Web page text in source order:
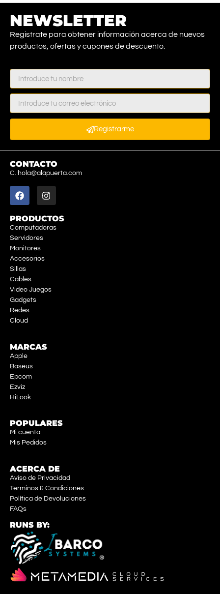
NEWSLETTER
Registrate para obtener información acerca de nuevos
productos, ofertas y cupones de descuento.
Registrarme
CONTACTO
C. hola@alapuerta.com
PRODUCTOS
Computadoras
Servidores
Monitores
Accesorios
Sillas
Cables
Video Juegos
Gadgets
Redes
Cloud
MARCAS
Apple
Baseus
Epcom
Ezviz
HiLook
POPULARES
Mi cuenta
Mis Pedidos
ACERCA DE
Aviso de Privacidad
Terminos & Condiciones
Política de Devoluciones
FAQs
RUNS BY: